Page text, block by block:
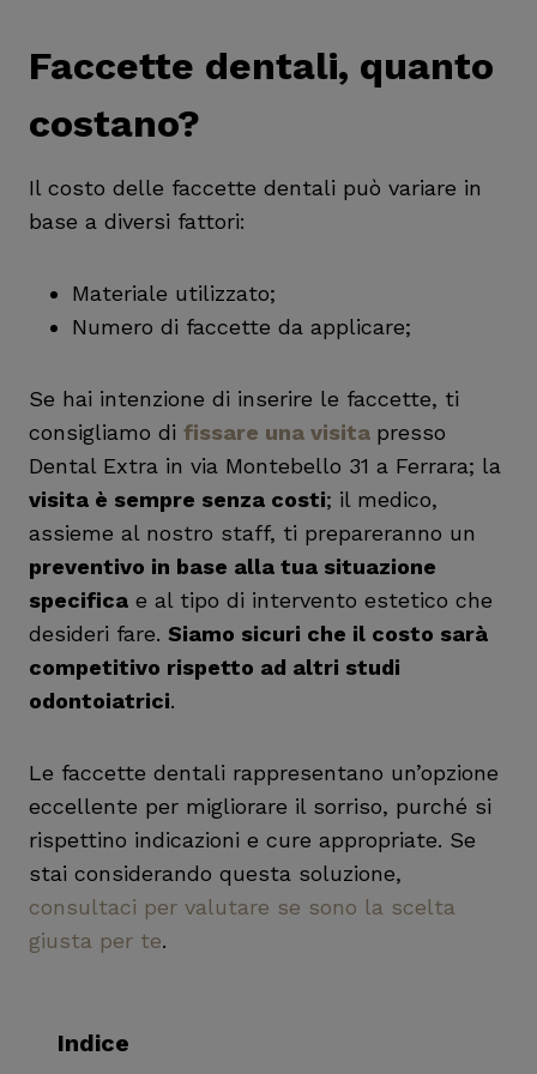
Faccette dentali, quanto
costano?
Il costo delle faccette dentali può variare in
base a diversi fattori:
Materiale utilizzato;
Numero di faccette da applicare;
Se hai intenzione di inserire le faccette, ti
consigliamo di fissare una visita presso
Dental Extra in via Montebello 31 a Ferrara; la
visita è sempre senza costi; il medico,
assieme al nostro staff, ti prepareranno un
preventivo in base alla tua situazione
specifica e al tipo di intervento estetico che
desideri fare. Siamo sicuri che il costo sarà
competitivo rispetto ad altri studi
odontoiatrici.
Le faccette dentali rappresentano un’opzione
eccellente per migliorare il sorriso, purché si
rispettino indicazioni e cure appropriate. Se
stai considerando questa soluzione,
consultaci per valutare se sono la scelta
giusta per te.
Indice